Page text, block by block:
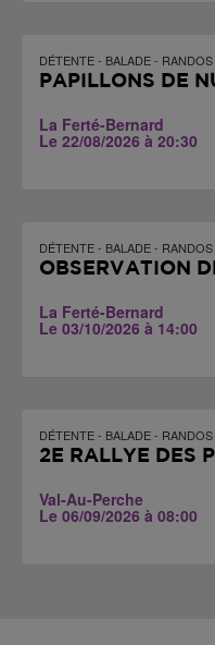
DÉTENTE - BALADE - RANDOS
PAPILLONS DE
La Ferté-Bernard
Le 22/08/2026 à 20:30
DÉTENTE - BALADE - RANDOS
OBSERVATION
La Ferté-Bernard
Le 03/10/2026 à 14:00
DÉTENTE - BALADE - RANDOS
2E RALLYE DES
Val-Au-Perche
Le 06/09/2026 à 08:00